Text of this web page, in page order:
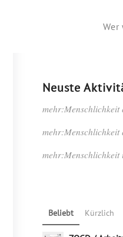
Neuste
mehr:Menschlichkeit
mehr:Menschlichkeit
mehr:Menschlichkeit
Beliebt Kürzlich